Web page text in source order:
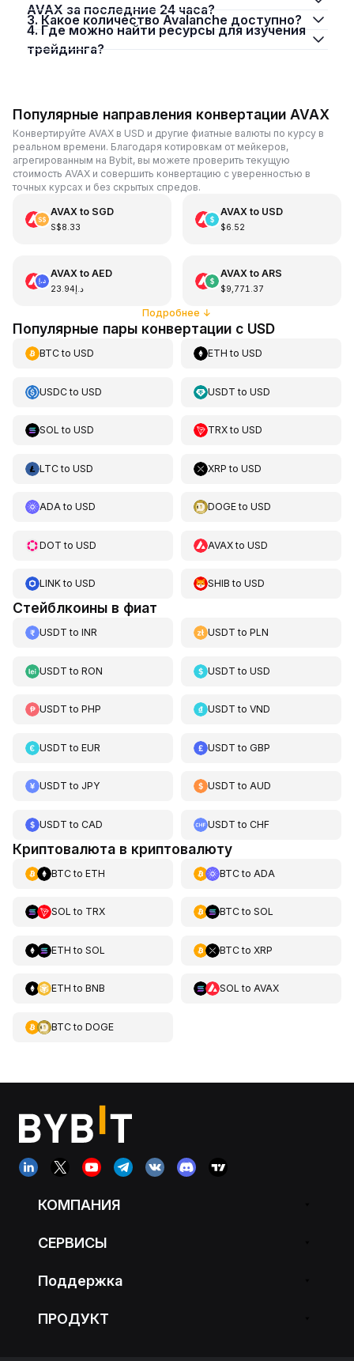
AVAX за последние 24 часа?
3. Какое количество Avalanche доступно?
4. Где можно найти ресурсы для изучения
трейдинга?
Популярные направления конвертации AVAX
Конвертируйте AVAX в USD и другие фиатные валюты по курсу в
реальном времени. Благодаря котировкам от мейкеров,
агрегированным на Bybit, вы можете проверить текущую
стоимость AVAX и совершить конвертацию с уверенностью в
точных курсах и без скрытых спредов.
AVAXto SGD
S$8.33
AVAXto USD
$6.52
AVAXto AED
د.إ23.94
AVAXto ARS
$9,771.37
Подробнее ↓
Популярные пары конвертации с USD
BTCto USD ETH toUSD
USDCto USD USDT toUSD
SOL to USD TRXtoUSD
LTCto USD XRP toUSD
ADAto USD DOGEtoUSD
DOT to USD AVAXtoUSD
LINKto USD SHIB toUSD
Стейблкоины в фиат
USDT to INR USDT toPLN
USDT to RON USDT toUSD
USDT to PHP USDT toVND
USDT to EUR USDT toGBP
USDT to JPY USDT toAUD
USDT to CAD USDT toCHF
Криптовалюта в криптовалюту
BTCto ETH BTCto ADA
SOL to TRX BTCto SOL
ETH to SOL BTCto XRP
ETH to BNB SOL to AVAX
BTCto DOGE
КОМПАНИЯ
СЕРВИСЫ
Поддержка
ПРОДУКТ